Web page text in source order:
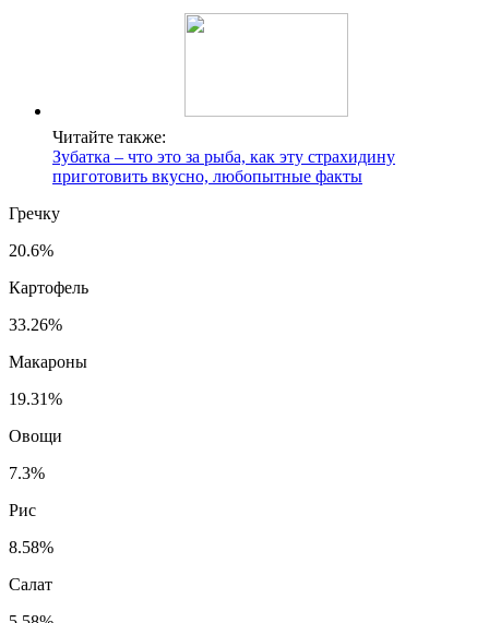
Читайте также:
Зубатка – что это за рыба, как эту страхидину
приготовить вкусно, любопытные факты
Гречку
20.6%
Картофель
33.26%
Макароны
19.31%
Овощи
7.3%
Рис
8.58%
Салат